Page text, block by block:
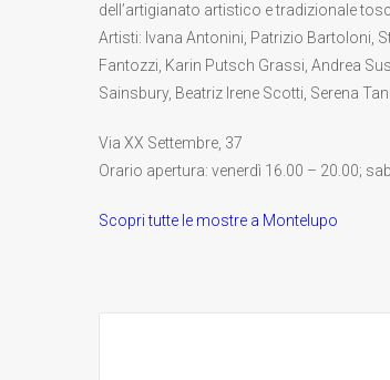
dell’artigianato artistico e tradizionale
Artisti: Ivana Antonini, Patrizio Bartoloni,
Fantozzi, Karin Putsch Grassi, Andrea
Sainsbury, Beatriz Irene Scotti, Serena
Via XX Settembre, 37
Orario apertura: venerdì 16.00 – 20.00;
Scopri tutte le mostre a Montelupo